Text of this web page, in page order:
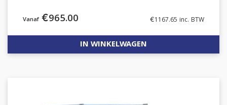
€965.00 €1167.65 inc. BTW
IN WINKELWAGEN